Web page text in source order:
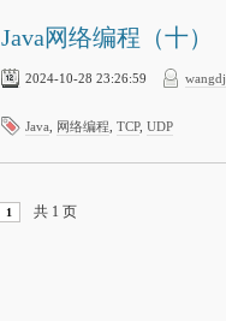
Java网络编程（十）
2024-10-28 23:26:59 wangdj
Java 网络编程 TCP, UDP
1 共 1 页